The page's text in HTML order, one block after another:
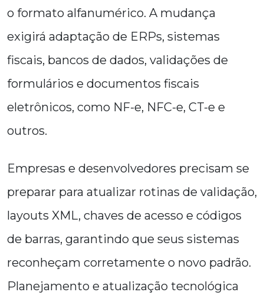
o formato alfanumérico. A mudança
exigirá adaptação de ERPs, sistemas
fiscais, bancos de dados, validações de
formulários e documentos fiscais
eletrônicos, como NF-e, NFC-e, CT-e e
outros.
Empresas e desenvolvedores precisam se
preparar para atualizar rotinas de validação,
layouts XML, chaves de acesso e códigos
de barras, garantindo que seus sistemas
reconheçam corretamente o novo padrão.
Planejamento e atualização tecnológica